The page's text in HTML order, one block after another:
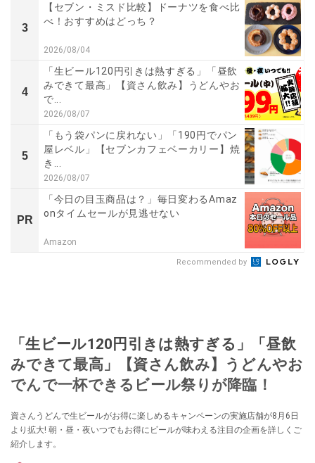
3
【セブン・ミスド比較】ドーナツを食べ比
べ！おすすめはどっち？
2026/08/04
4
「生ビール120円引きは熱すぎる」「昼飲
みできて最高」【資さん飲み】うどんやお
で...
2026/08/07
5
「もう袋パンに戻れない」「190円でパン
屋レベル」【セブンカフェベーカリー】焼
き...
2026/08/07
PR
「今日の目玉商品は？」毎日変わるAmaz
onタイムセールが見逃せない
Amazon
Recommended by
「生ビール120円引きは熱すぎる」「昼飲
みできて最高」【資さん飲み】うどんやお
でんで一杯できるビール祭りが降臨！
資さんうどんで生ビールがお得に楽しめるキャンペーンの実施店舗が8月6日
より拡大! 朝・昼・夜いつでもお得にビールが味わえる注目の企画を詳しくご
紹介します。